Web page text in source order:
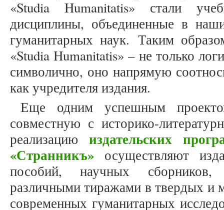
«Studia Humanitatis» стали
дисциплины, объединенные в
гуманитарных наук. Таким
«Studia Humanitatis» – не только
символично, оно напрямую
как учредителя издания.
Еще одним успешным
совместную с историко-
реализациюиздательских
«Странникъ» осуществляют
пособий, научных сборников,
различными тиражами в твердых и
современных гуманитарных